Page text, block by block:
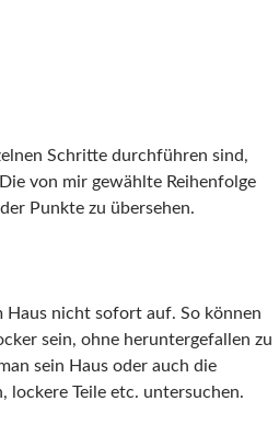
Schritte durchführen sind,
von mir gewählte Reihenfolge
Punkte zu übersehen.
Haus nicht sofort auf. So können
sein, ohne heruntergefallen zu
sein Haus oder auch die
lockere Teile etc. untersuchen.